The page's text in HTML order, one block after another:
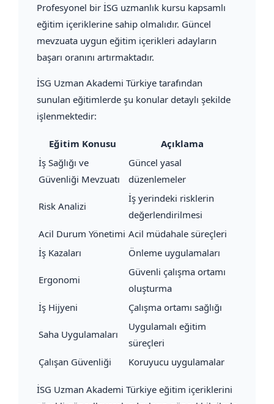
Profesyonel bir İSG uzmanlık kursu kapsamlı
eğitim içeriklerine sahip olmalıdır. Güncel
mevzuata uygun eğitim içerikleri adayların
başarı oranını artırmaktadır.
İSG Uzman Akademi Türkiye tarafından
sunulan eğitimlerde şu konular detaylı şekilde
işlenmektedir:
Eğitim Konusu
Açıklama
İş Sağlığı ve
Güvenliği Mevzuatı
Güncel yasal
düzenlemeler
Risk Analizi
İş yerindeki risklerin
değerlendirilmesi
Acil Durum Yönetimi Acil müdahale süreçleri
İş Kazaları
Önleme uygulamaları
Ergonomi
Güvenli çalışma ortamı
oluşturma
İş Hijyeni
Çalışma ortamı sağlığı
Saha Uygulamaları
Uygulamalı eğitim
süreçleri
Çalışan Güvenliği
Koruyucu uygulamalar
İSG Uzman Akademi Türkiye eğitim içeriklerini